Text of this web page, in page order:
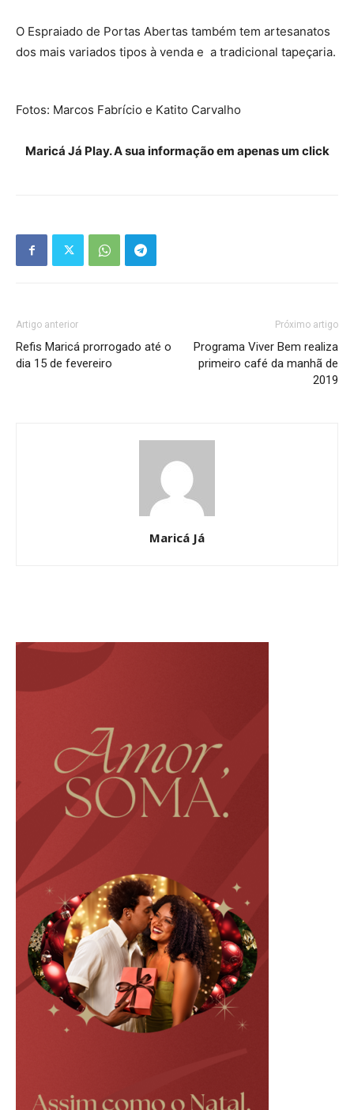
O Espraiado de Portas Abertas também tem artesanatos
dos mais variados tipos à venda e a tradicional tapeçaria.
Fotos: Marcos Fabrício e Katito Carvalho
Maricá Já Play. A sua informação em apenas um click
Artigo anterior
Refis Maricá prorrogado até o
dia 15 de fevereiro
Próximo artigo
Programa Viver Bem realiza
primeiro café da manhã de
2019
Maricá Já